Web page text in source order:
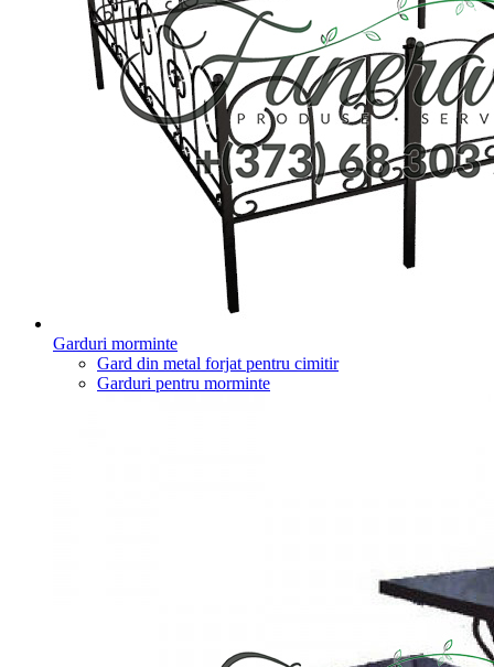
Garduri morminte
Gard din metal forjat pentru cimitir
Garduri pentru morminte